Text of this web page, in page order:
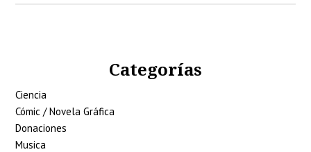
Categorías
Ciencia
Cómic / Novela Gráfica
Donaciones
Musica